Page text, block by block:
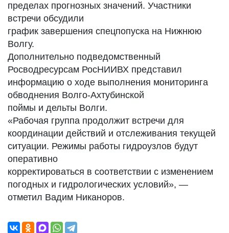
пределах прогнозных значений. Участники
встречи обсудили
график завершения спецпопуска на Нижнюю
Волгу.
Дополнительно подведомственный
Росводресурсам РосНИИВХ представил
информацию о ходе выполнения мониторинга
обводнения Волго-Ахтубинской
поймы и дельты Волги.
«Рабочая группа продолжит встречи для
координации действий и отслеживания текущей
ситуации. Режимы работы гидроузлов будут
оперативно
корректироваться в соответствии с изменением
погодных и гидрологических условий», —
отметил Вадим Никаноров.